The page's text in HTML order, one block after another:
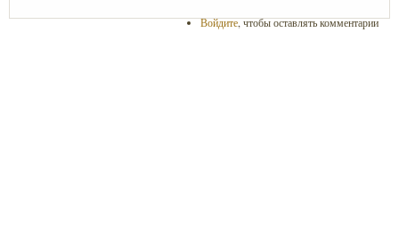
Войдите, чтобы оставлять комментарии